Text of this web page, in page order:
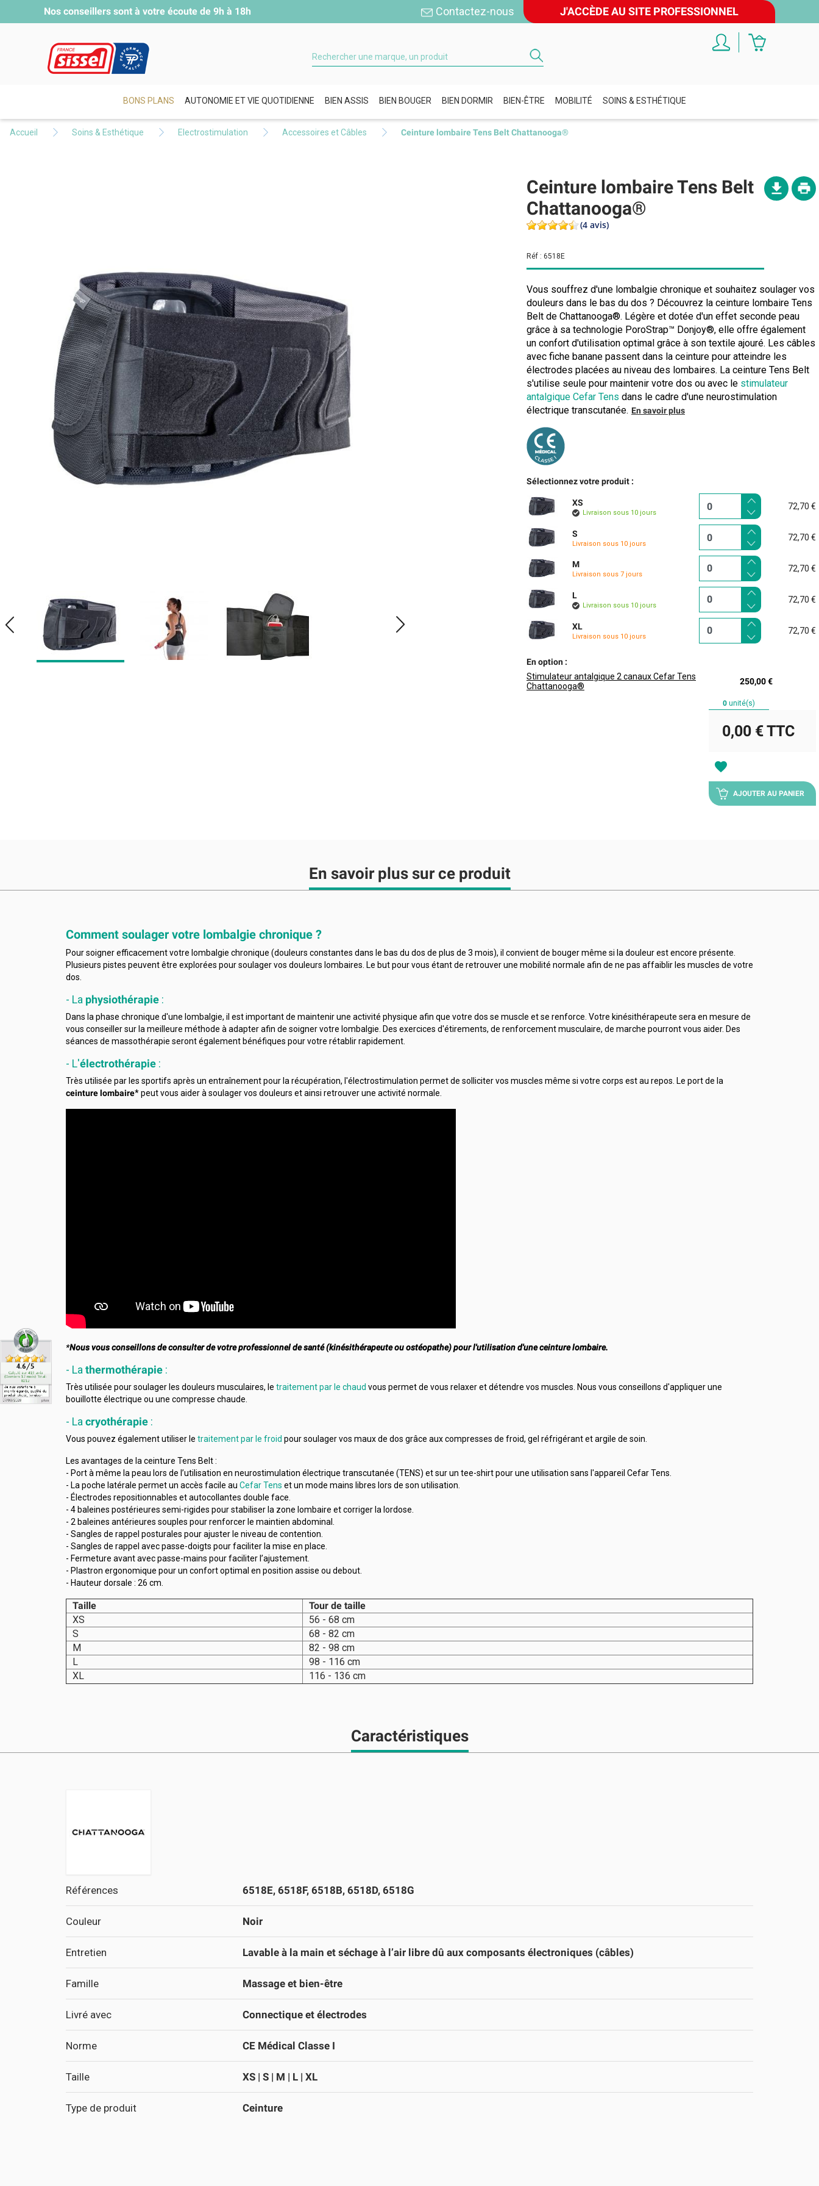
Nos conseillers sont à votre écoute de 9h à 18h Contactez-nous J'ACCÈDE AU SITE PROFESSIONNEL
BONS PLANS AUTONOMIE ET VIE QUOTIDIENNE BIEN ASSIS BIEN BOUGER BIEN DORMIR BIEN-ÊTRE MOBILITÉ SOINS & ESTHÉTIQUE
Accueil Soins & Esthétique Electrostimulation Accessoires et Câbles Ceinture lombaire Tens Belt Chattanooga®
Ceinture lombaire Tens Belt
Chattanooga®
(4 avis)
Réf : 6518E
Vous souffrez d'une lombalgie chronique et souhaitez soulager vos
douleurs dans le bas du dos ? Découvrez la ceinture lombaire Tens
Belt de Chattanooga®. Légère et dotée d'un effet seconde peau
grâce à sa technologie PoroStrap™ Donjoy®, elle offre également
un confort d'utilisation optimal grâce à son textile ajouré. Les câbles
avec fiche banane passent dans la ceinture pour atteindre les
électrodes placées au niveau des lombaires. La ceinture Tens Belt
s'utilise seule pour maintenir votre dos ou avec le stimulateur
antalgique Cefar Tens dans le cadre d'une neurostimulation
électrique transcutanée. En savoir plus
Sélectionnez votre produit :
XS
Livraison sous 10 jours
72,70 €
S
Livraison sous 10 jours
72,70 €
M
Livraison sous 7 jours
72,70 €
L
Livraison sous 10 jours
72,70 €
XL
Livraison sous 10 jours
72,70 €
En option :
Stimulateur antalgique 2 canaux Cefar Tens
Chattanooga®
250,00 €
0 unité(s)
0,00 €TTC
favorite
AJOUTER AU PANIER
En savoir plus sur ce produit
Comment soulager votre lombalgie chronique ?
Pour soigner efficacement votre lombalgie chronique (douleurs constantes dans le bas du dos de plus de 3 mois), il convient de bouger même si la douleur est encore présente.
Plusieurs pistes peuvent être explorées pour soulager vos douleurs lombaires. Le but pour vous étant de retrouver une mobilité normale afin de ne pas affaiblir les muscles de votre
dos.
- La physiothérapie:
Dans la phase chronique d'une lombalgie, il est important de maintenir une activité physique afin que votre dos se muscle et se renforce. Votre kinésithérapeute sera en mesure de
vous conseiller sur la meilleure méthode à adapter afin de soigner votre lombalgie. Des exercices d'étirements, de renforcement musculaire, de marche pourront vous aider. Des
séances de massothérapie seront également bénéfiques pour votre rétablir rapidement.
- L'électrothérapie:
Très utilisée par les sportifs après un entraînement pour la récupération, l'électrostimulation permet de solliciter vos muscles même si votre corps est au repos. Le port de la
ceinture lombaire* peut vous aider à soulager vos douleurs et ainsi retrouver une activité normale.
*Nous vous conseillons de consulter de votre professionnel de santé (kinésithérapeute ou ostéopathe) pour l'utilisation d'une ceinture lombaire.
- La thermothérapie:
Très utilisée pour soulager les douleurs musculaires, le traitement par le chaud vous permet de vous relaxer et détendre vos muscles. Nous vous conseillons d'appliquer une
bouillotte électrique ou une compresse chaude.
- La cryothérapie:
Vous pouvez également utiliser le traitement par le froid pour soulager vos maux de dos grâce aux compresses de froid, gel réfrigérant et argile de soin.
Les avantages de la ceinture Tens Belt :
- Port à même la peau lors de l’utilisation en neurostimulation électrique transcutanée (TENS) et sur un tee-shirt pour une utilisation sans l'appareil Cefar Tens.
- La poche latérale permet un accès facile au Cefar Tens et un mode mains libres lors de son utilisation.
- Électrodes repositionnables et autocollantes double face.
- 4 baleines postérieures semi-rigides pour stabiliser la zone lombaire et corriger la lordose.
- 2 baleines antérieures souples pour renforcer le maintien abdominal.
- Sangles de rappel posturales pour ajuster le niveau de contention.
- Sangles de rappel avec passe-doigts pour faciliter la mise en place.
- Fermeture avant avec passe-mains pour faciliter l’ajustement.
- Plastron ergonomique pour un confort optimal en position assise ou debout.
- Hauteur dorsale : 26 cm.
Taille
Tour de taille
XS
56 - 68 cm
S
68 - 82 cm
M
82 - 98 cm
L
98 - 116 cm
XL
116 - 136 cm
Caractéristiques
Références 6518E, 6518F, 6518B, 6518D, 6518G
Couleur Noir
Entretien Lavable à la main et séchage à l’air libre dû aux composants électroniques (câbles)
Famille Massage et bien-être
Livré avec Connectique et électrodes
Norme CE Médical Classe I
Taille XS | S | M | L | XL
Type de produit Ceinture